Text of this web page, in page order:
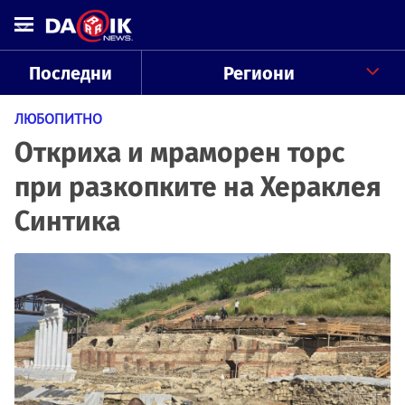
Последни Региони
ЛЮБОПИТНО
Откриха и мраморен торс
при разкопките на Хераклея
Синтика